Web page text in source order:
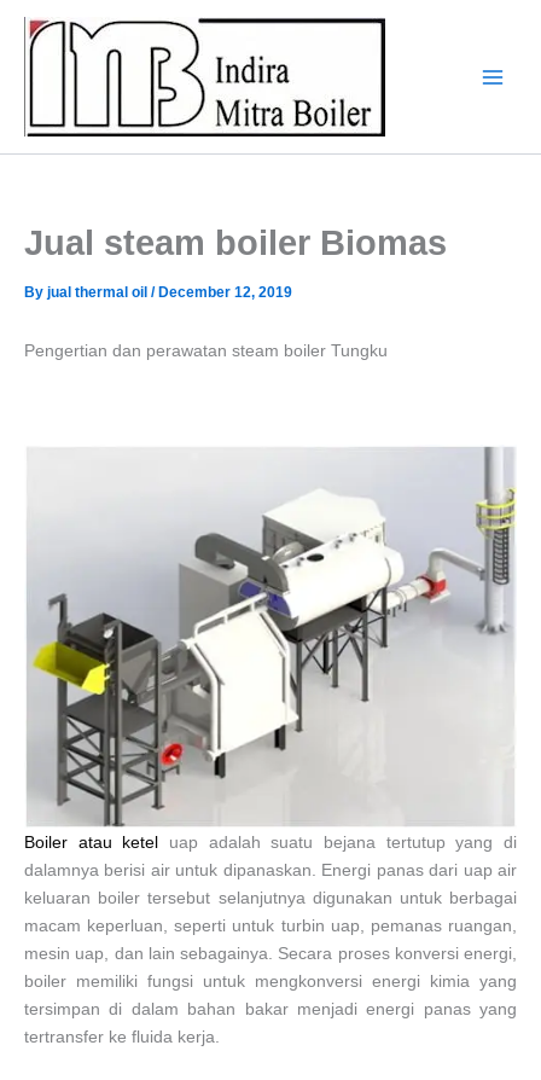
Jual steam boiler Biomas
By jual thermal oil / December 12, 2019
Pengertian dan perawatan steam boiler Tungku
Boiler atau ketel uap adalah suatu bejana tertutup yang di
dalamnya berisi air untuk dipanaskan. Energi panas dari uap air
keluaran boiler tersebut selanjutnya digunakan untuk berbagai
macam keperluan, seperti untuk turbin uap, pemanas ruangan,
mesin uap, dan lain sebagainya. Secara proses konversi energi,
boiler memiliki fungsi untuk mengkonversi energi kimia yang
tersimpan di dalam bahan bakar menjadi energi panas yang
tertransfer ke fluida kerja.